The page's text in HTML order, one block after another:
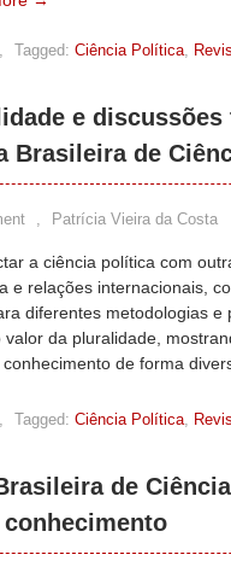
, Tagged: Ciência Política,
e
Brasileira de
, Patrícia Vieira da Costa
a ciência política com
e relações internacionais,
diferentes metodologias
valor da pluralidade,
de forma
, Tagged: Ciência Política,
de